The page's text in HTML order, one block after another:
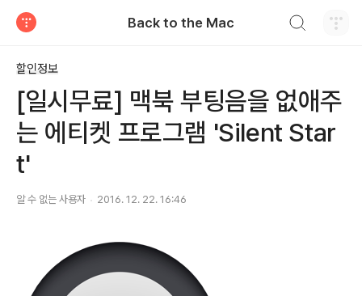
Back to the Mac
할인정보
[일시무료] 맥북 부팅음을 없애주
는 에티켓 프로그램 'Silent Star
t'
알 수 없는 사용자 2016. 12. 22. 16:46